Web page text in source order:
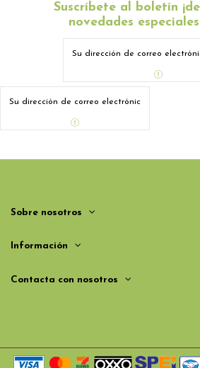
Suscríbete al boletín
novedades
Sobre nosotros
Información
Contacta con nosotros